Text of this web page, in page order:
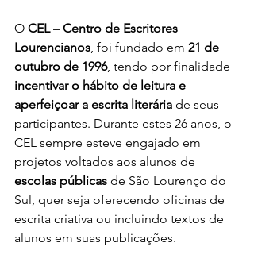
O CEL – Centro de Escritores
Lourencianos , foi fundado em 21 de
outubro de 1996, tendo por finalidade
incentivar o hábito de leitura e
aperfeiçoar a escrita literária de seus
participantes. Durante estes 26 anos, o
CEL sempre esteve engajado em
projetos voltados aos alunos de
escolas públicas de São Lourenço do
Sul, quer seja oferecendo oficinas de
escrita criativa ou incluindo textos de
alunos em suas publicações.